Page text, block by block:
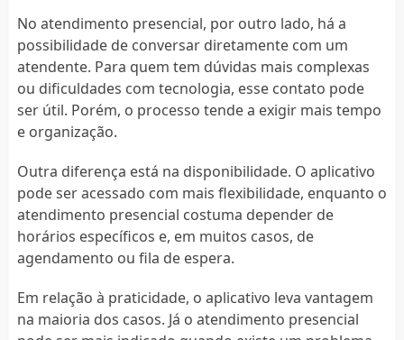
No atendimento presencial, por outro lado, há a
possibilidade de conversar diretamente com um
atendente. Para quem tem dúvidas mais complexas
ou dificuldades com tecnologia, esse contato pode
ser útil. Porém, o processo tende a exigir mais tempo
e organização.
Outra diferença está na disponibilidade. O aplicativo
pode ser acessado com mais flexibilidade, enquanto o
atendimento presencial costuma depender de
horários específicos e, em muitos casos, de
agendamento ou fila de espera.
Em relação à praticidade, o aplicativo leva vantagem
na maioria dos casos. Já o atendimento presencial